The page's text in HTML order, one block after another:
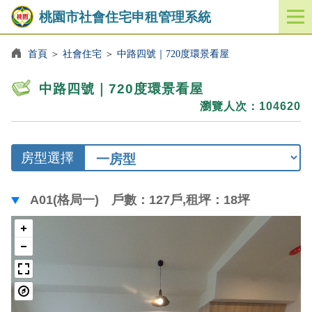
桃園市社會住宅申租管理系統
開
啟
功
單
首頁 ＞ 社會住宅 ＞ 中路四號｜720度環景看屋
中路四號｜720度環景看屋
瀏覽人次：104620
房型選擇
A01(格局一) 戶數：127戶,租坪：18坪